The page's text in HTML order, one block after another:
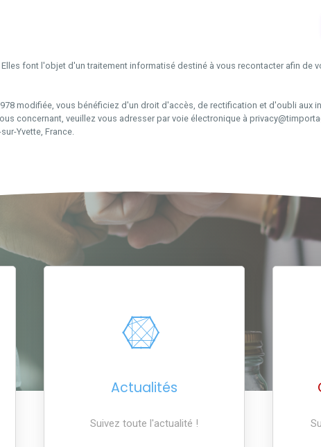
font l'objet d'un traitement informatisé destiné à vous recontacter afin de
modifiée, vous bénéficiez d'un droit d'accès, de rectification et d'oubli aux
concernant, veuillez vous adresser par voie électronique à
Yvette, France.
Actualités
Suivez toute l'actualité !